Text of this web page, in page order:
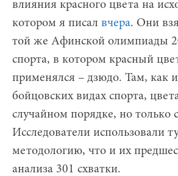
влияния красного цвета на
котором я писал вчера. Они
той же Афинской олимпиады
спорта, в котором красный
применялся – дзюдо. Там, как
бойцовских видах спорта,
случайном порядке, но только
Исследователи использовали
методологию, что и их
анализа 301 схватки.